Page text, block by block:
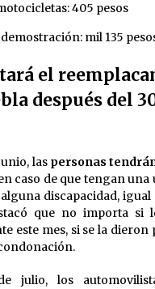
405 pesos
mil 135
el
después del
las personas
caso de que tengan
discapacidad,
que no importa si
este mes, si se la dieron
julio, los